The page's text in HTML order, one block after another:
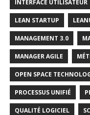
INTERFACE UTILISATEUR
LEAN STARTUP
MANAGEMENT 3.0
MANAGER AGILE
OPEN SPACE
PROCESSUS UNIFIÉ
QUALITÉ LOGICIEL